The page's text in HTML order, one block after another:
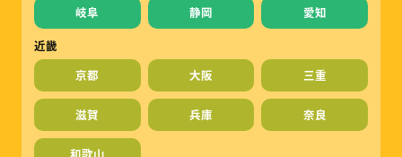
岐阜 静岡
愛知
近畿
京都
大阪 三重
滋賀 兵庫 奈良